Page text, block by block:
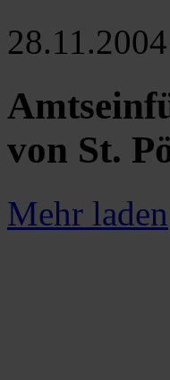
28.11.2004
von St.
Mehr laden